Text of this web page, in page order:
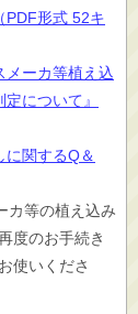
PDF形式 52キ
メーカ等植え込
について』
関するQ＆
カ等の植え込み
度のお手続き
使いくださ